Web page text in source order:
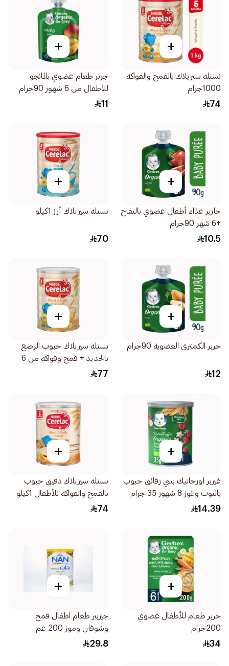
+
نستله سيريلاك بالقمح والفواكه
1000جرام
74
+
جربر طعام عضوي بالمانجو
للأطفال من 6 شهور 90جرام
11
+
جاربر غذاء أطفال عضوي بالتفاح
+6 شهر 90جرام
10.5
+
نستله سيريلاك أرز 1كيلو
70
+
جربر الكمثرى العضوية 90جرام
12
+
نستله سيريلاك حبوب الرضع
بالحديد + قمح وفواكه من 6
شهور 1كيلو
77
+
غيربر اورجانيك بيبي رقائق حبوب
بالتوت والموز 8 شهور 35 جرام
14.39
+
نستله سيريلاك دقيق حبوب
بالقمح والفواكه للأطفال 1كيلو
74
+
جربر طعام للأطفال عضوي
200جرام
34
+
جيربير طعام اطفال قمح
وشوفان وموز 200 غم
29.8